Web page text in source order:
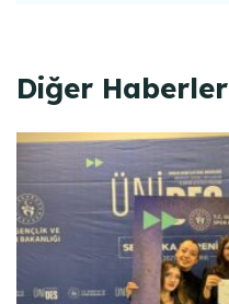
Diğer Haberler